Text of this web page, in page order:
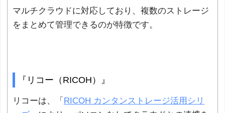
マルチクラウドに対応しており、複数のストレージ
をまとめて管理できるのが特徴です。
『リコー（RICOH）』
リコーは、「 RICOH カンタンストレージ活用シリ